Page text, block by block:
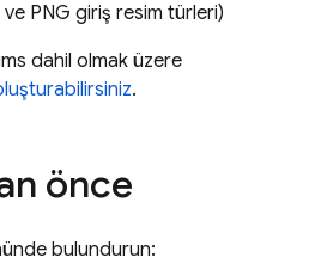
ve PNG giriş resim türleri)
dahil olmak üzere
oluşturabilirsiniz.
önce
bulundurun: